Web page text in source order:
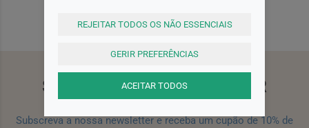
SUBSCREVA A NEWSLETTER
Subscreva a nossa newsletter e receba um cupão de 10% de
REJEITAR TODOS OS NÃO ESSENCIAIS
GERIR PREFERÊNCIAS
ACEITAR TODOS